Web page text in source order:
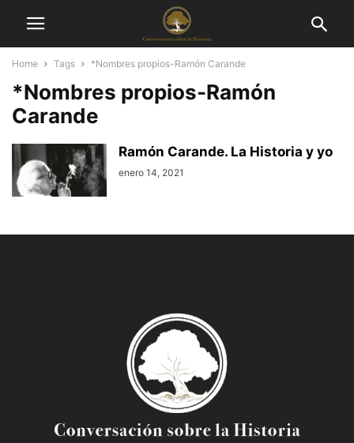
Home Tags *Nombres propios-Ramón Carande
*Nombres propios-Ramón
Carande
Ramón Carande. La Historia y yo
enero 14, 2021